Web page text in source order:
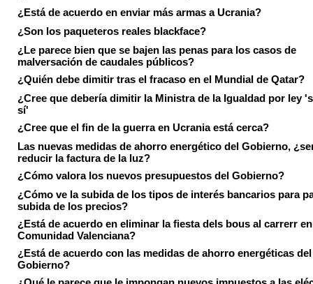
¿Está de acuerdo en enviar más armas a Ucrania?
¿Son los paqueteros reales blackface?
¿Le parece bien que se bajen las penas para los casos de
malversación de caudales públicos?
¿Quién debe dimitir tras el fracaso en el Mundial de Qatar?
¿Cree que debería dimitir la Ministra de la Igualdad por ley
sí'
¿Cree que el fin de la guerra en Ucrania está cerca?
Las nuevas medidas de ahorro energético del Gobierno,
reducir la factura de la luz?
¿Cómo valora los nuevos presupuestos del Gobierno?
¿Cómo ve la subida de los tipos de interés bancarios para
subida de los precios?
¿Está de acuerdo en eliminar la fiesta dels bous al carrerr
Comunidad Valenciana?
¿Está de acuerdo con las medidas de ahorro energéticas del
Gobierno?